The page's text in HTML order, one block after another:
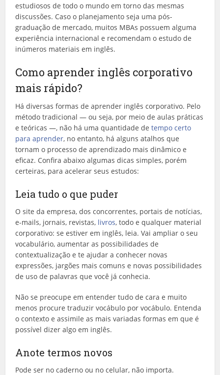
estudiosos de todo o mundo em torno das mesmas
discussões. Caso o planejamento seja uma pós-
graduação de mercado, muitos MBAs possuem alguma
experiência internacional e recomendam o estudo de
inúmeros materiais em inglês.
Como aprender inglês corporativo
mais rápido?
Há diversas formas de aprender inglês corporativo. Pelo
método tradicional — ou seja, por meio de aulas práticas
e teóricas —, não há uma quantidade detempo certo
para aprender, no entanto, há alguns atalhos que
tornam o processo de aprendizado mais dinâmico e
eficaz. Confira abaixo algumas dicas simples, porém
certeiras, para acelerar seus estudos:
Leia tudo o que puder
O site da empresa, dos concorrentes, portais de notícias,
e-mails, jornais, revistas, livros, todo e qualquer material
corporativo: se estiver em inglês, leia. Vai ampliar o seu
vocabulário, aumentar as possibilidades de
contextualização e te ajudar a conhecer novas
expressões, jargões mais comuns e novas possibilidades
de uso de palavras que você já conhecia.
Não se preocupe em entender tudo de cara e muito
menos procure traduzir vocábulo por vocábulo. Entenda
o contexto e assimile as mais variadas formas em que é
possível dizer algo em inglês.
Anote termos novos
Pode ser no caderno ou no celular, não importa.